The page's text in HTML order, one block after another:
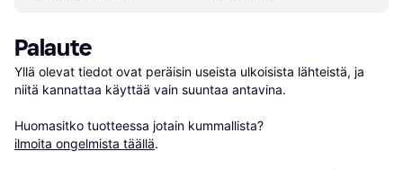
Palaute
Yllä olevat tiedot ovat peräisin useista ulkoisista lähteistä, ja
niitä kannattaa käyttää vain suuntaa antavina.
Huomasitko tuotteessa jotain kummallista?
ilmoita ongelmista täällä.